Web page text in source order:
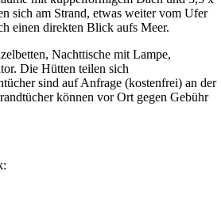
sich am Strand, etwas weiter vom Ufer
einen direkten Blick aufs Meer.
Nachttische mit Lampe,
Die Hütten teilen sich
sind auf Anfrage (kostenfrei) an der
können vor Ort gegen Gebühr